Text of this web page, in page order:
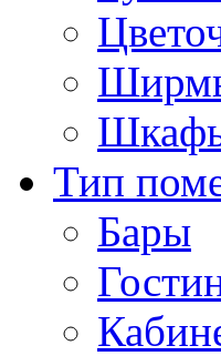
Тип
Бары